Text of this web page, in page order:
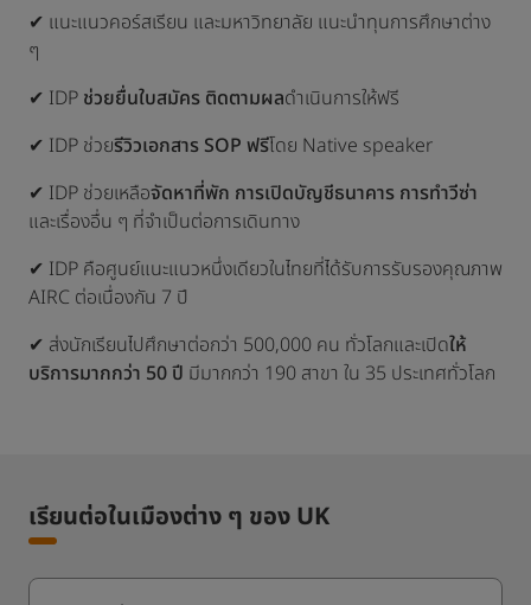
✔ แนะแนวคอร์สเรียน และมหาวิทยาลัย แนะนำทุนการศึกษาต่าง
ๆ
✔ IDP ช่วยยื่นใบสมัคร ติดตามผลดำเนินการให้ฟรี
✔ IDP ช่วยรีวิวเอกสาร SOP ฟรีโดย Native speaker
✔ IDP ช่วยเหลือจัดหาที่พัก การเปิดบัญชีธนาคาร การทำวีซ่า
และเรื่องอื่น ๆ ที่จำเป็นต่อการเดินทาง
✔ IDP คือศูนย์แนะแนวหนึ่งเดียวในไทยที่ได้รับการรับรองคุณภาพ
AIRC ต่อเนื่องกัน 7 ปี
✔ ส่งนักเรียนไปศึกษาต่อกว่า 500,000 คน ทั่วโลกและเปิดให้
บริการมากกว่า 50 ปี มีมากกว่า 190 สาขา ใน 35 ประเทศทั่วโลก
เรียนต่อในเมืองต่าง ๆ ของ UK